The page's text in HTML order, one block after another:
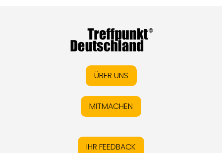
ÜBER UNS
MITMACHEN
IHR FEEDBACK